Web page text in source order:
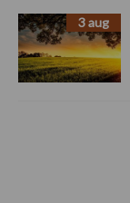
3 aug